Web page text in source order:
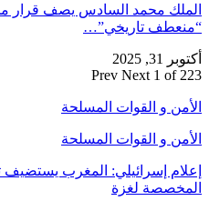
الملك محمد السادس يصف قرار
“منعطف تاريخي”…
أكتوبر 31, 2025
Prev Next 1 of 223
الأمن و القوات المسلحة
الأمن و القوات المسلحة
إعلام إسرائيلي: المغرب يستضيف
المخصصة لغزة